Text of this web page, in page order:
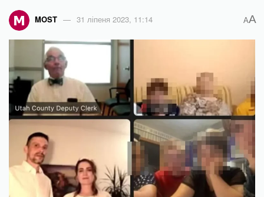
MOST 31 ліпеня 2023, 11:14 AA